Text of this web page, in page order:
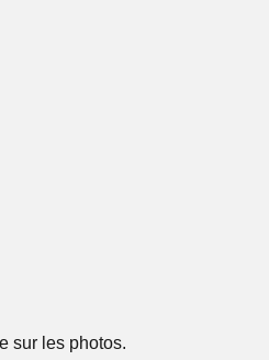
sur les photos.